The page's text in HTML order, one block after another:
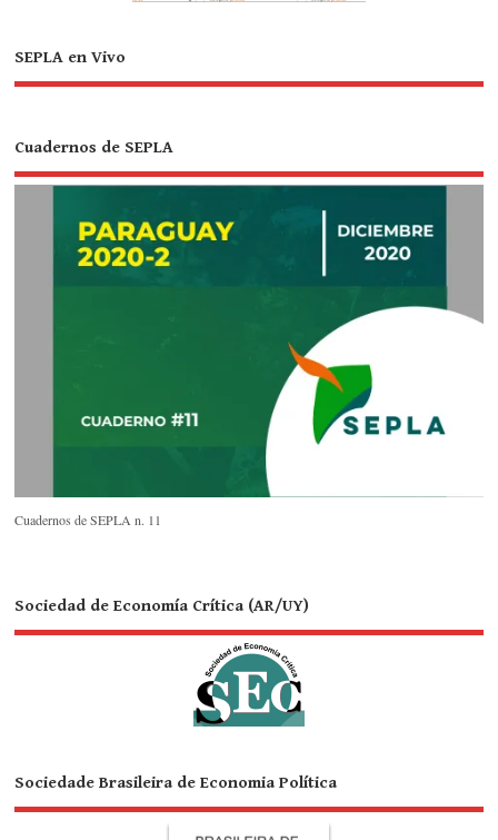
SEPLA en Vivo
Cuadernos de SEPLA
Cuadernos de SEPLA n. 11
Sociedad de Economía Crítica (AR/UY)
Sociedade Brasileira de Economia Política